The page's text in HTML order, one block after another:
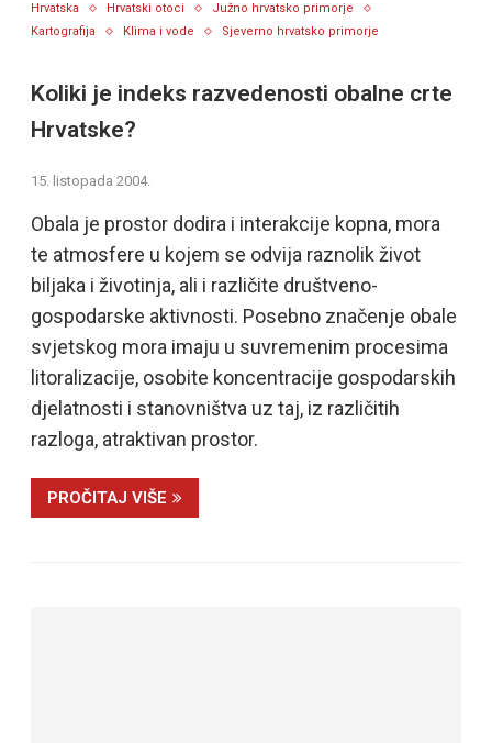
Hrvatska Hrvatski otoci
Južno hrvatsko primorje
Kartografija
Klima i vode Sjeverno hrvatsko primorje
Koliki je indeks razvedenosti obalne crte
Hrvatske?
15. listopada 2004.
Obala je prostor dodira i interakcije kopna, mora
te atmosfere u kojem se odvija raznolik život
biljaka i životinja, ali i različite društveno-
gospodarske aktivnosti. Posebno značenje obale
svjetskog mora imaju u suvremenim procesima
litoralizacije, osobite koncentracije gospodarskih
djelatnosti i stanovništva uz taj, iz različitih
razloga, atraktivan prostor.
PROČITAJ VIŠE